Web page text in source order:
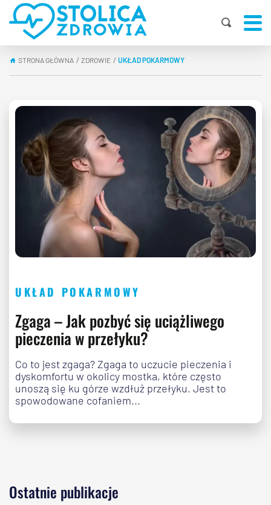
STRONA GŁÓWNA | ZDROWIE | UKŁAD POKARMOWY
UKŁAD POKARMOWY
Zgaga – Jak pozbyć się uciążliwego
pieczenia w przełyku?
Co to jest zgaga? Zgaga to uczucie pieczenia i
dyskomfortu w okolicy mostka, które często
unoszą się ku górze wzdłuż przełyku. Jest to
spowodowane cofaniem...
Ostatnie publikacje